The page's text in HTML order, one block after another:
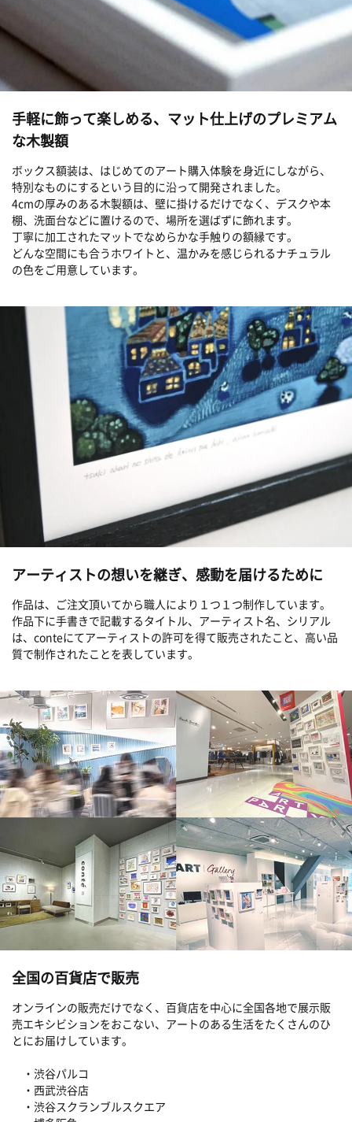
手軽に飾って楽しめる、マット仕上げのプレミアム
な木製額
ボックス額装は、はじめてのアート購入体験を身近にしながら、
特別なものにするという目的に沿って開発されました。
4cmの厚みのある木製額は、壁に掛けるだけでなく、デスクや本
棚、洗面台などに置けるので、場所を選ばずに飾れます。
丁寧に加工されたマットでなめらかな手触りの額縁です。
どんな空間にも合うホワイトと、温かみを感じられるナチュラル
の色をご用意しています。
アーティストの想いを継ぎ、感動を届けるために
作品は、ご注文頂いてから職人により１つ１つ制作しています。
作品下に手書きで記載するタイトル、アーティスト名、シリアル
は、conteにてアーティストの許可を得て販売されたこと、高い品
質で制作されたことを表しています。
全国の百貨店で販売
オンラインの販売だけでなく、百貨店を中心に全国各地で展示販
売エキシビションをおこない、アートのある生活をたくさんのひ
とにお届けしています。
・渋谷パルコ
・西武渋谷店
・渋谷スクランブルスクエア